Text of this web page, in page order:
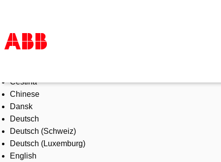
Products & Solutions
Industries
Services
About us
Where to buy
Contact us
Careers
Čeština
Chinese
Dansk
Deutsch
Deutsch (Schweiz)
Deutsch (Luxemburg)
English